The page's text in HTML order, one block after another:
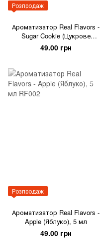
Розпродаж
Ароматизатор Real Flavors -
Sugar Cookie (Цукрове
печиво), 5 мл
49.00 грн
Розпродаж
Ароматизатор Real Flavors -
Apple (Яблуко), 5 мл
49.00 грн